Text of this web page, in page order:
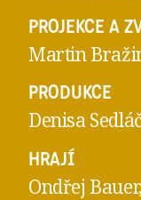
PROJEKCE A
Martin
PRODUKCE
Denisa
HRAJÍ
Ondřej